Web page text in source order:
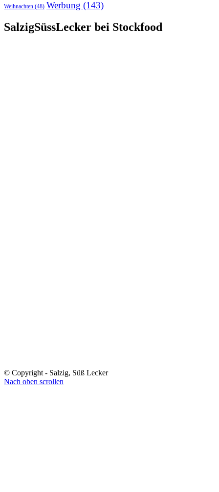
Weihnachten (48) Werbung (143)
SalzigSüssLecker bei Stockfood
© Copyright - Salzig, Süß Lecker
Nach oben scrollen